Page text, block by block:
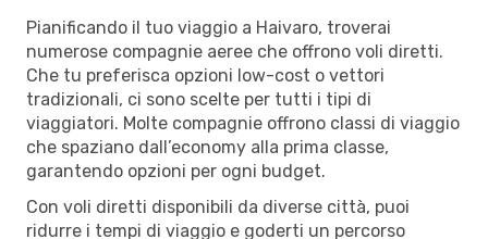
Pianificando il tuo viaggio a Haivaro, troverai
numerose compagnie aeree che offrono voli diretti.
Che tu preferisca opzioni low-cost o vettori
tradizionali, ci sono scelte per tutti i tipi di
viaggiatori. Molte compagnie offrono classi di viaggio
che spaziano dall’economy alla prima classe,
garantendo opzioni per ogni budget.
Con voli diretti disponibili da diverse città, puoi
ridurre i tempi di viaggio e goderti un percorso